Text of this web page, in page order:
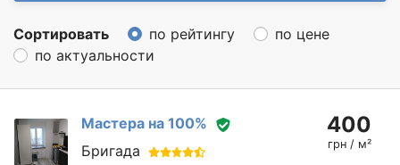
Сортировать по рейтингу
по цене
по актуальности
Мастера на 100%
Бригада
400
грн / м²